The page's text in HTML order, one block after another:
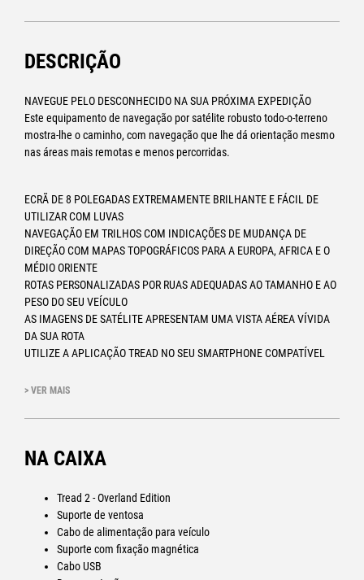
DESCRIÇÃO
NAVEGUE PELO DESCONHECIDO NA SUA PRÓXIMA EXPEDIÇÃO
Este equipamento de navegação por satélite robusto todo-o-terreno
mostra-lhe o caminho, com navegação que lhe dá orientação mesmo
nas áreas mais remotas e menos percorridas.
ECRÃ DE 8 POLEGADAS EXTREMAMENTE BRILHANTE E FÁCIL DE
UTILIZAR COM LUVAS
NAVEGAÇÃO EM TRILHOS COM INDICAÇÕES DE MUDANÇA DE
DIREÇÃO COM MAPAS TOPOGRÁFICOS PARA A EUROPA, AFRICA E O
MÉDIO ORIENTE
ROTAS PERSONALIZADAS POR RUAS ADEQUADAS AO TAMANHO E AO
PESO DO SEU VEÍCULO
AS IMAGENS DE SATÉLITE APRESENTAM UMA VISTA AÉREA VÍVIDA
DA SUA ROTA
UTILIZE A APLICAÇÃO TREAD NO SEU SMARTPHONE COMPATÍVEL
SUPORTA OUTDOOR MAPS+ PARA MAPAS PREMIUM (REQUER
Obtenha mapas City Navigator® da Europa, África e Médio Oriente.
Com rotas personalizadas por ruas adequadas ao tamanho e ao peso
longo da sua rota, incluindo curvas apertadas, alterações de
velocidade e muito mais.
PLANIFICADOR DE ROTAS FÁCIL
> VER MAIS
NA CAIXA
Tread 2 - Overland Edition
Suporte de ventosa
Cabo de alimentação para veículo
Suporte com fixação magnética
Cabo USB